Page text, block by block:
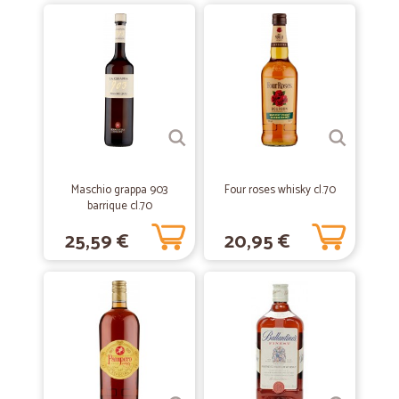
In generale sono soddisfatto di questo…
In generale sono soddisfatto di questo mio primo acquisto con
Cicalia. Ho dato solo 4 stelle, perché nella fornitura dei salumi
affettati c'erano tre buste di speck non in confezioni di plastica
trasparente ma in confezioni opache del tipo termosaldato. Purtroppo
la scadenza di queste tre buste era di 5 giorni (ricevute il 28/01/2022
, con scadenza 02/02/2022) : a mio parere ,per un acquisto online di
tre buste , in questo periodo particolare, la scadenza dovrebbe essere
disponibilità di un prodotto, invece di fornirmi un prodotto prossimo
alla scadenza.
29/09/2020
—Lucia C.
Ottimo il servizio è la precisione nella consegna
—Dino T.
Maschio grappa 903
barrique cl.70
25,59 €
Four roses whisky cl.70
20,95 €